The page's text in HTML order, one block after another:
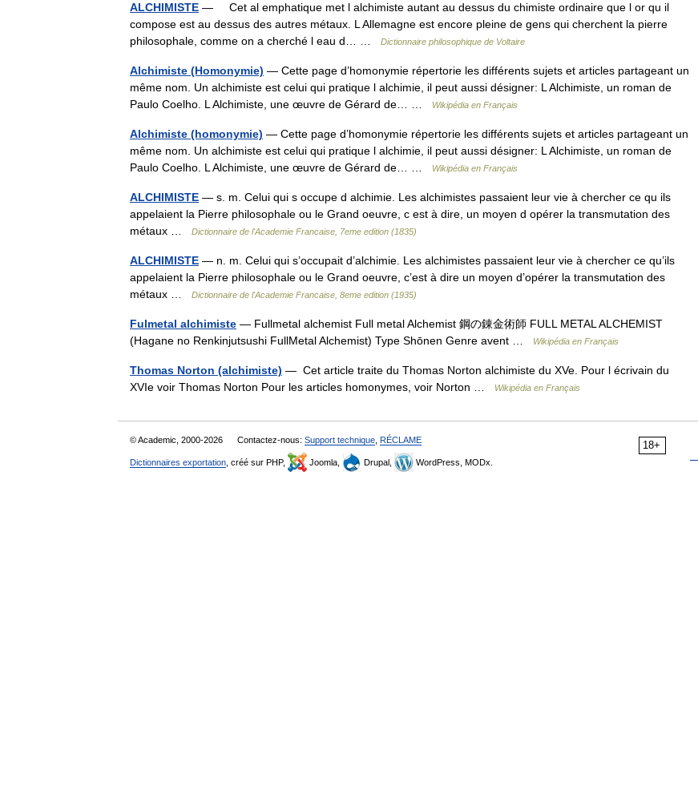
ALCHIMISTE — Cet al emphatique met l alchimiste autant au dessus du chimiste ordinaire que l or qu il
compose est au dessus des autres métaux. L Allemagne est encore pleine de gens qui cherchent la pierre
philosophale, comme on a cherché l eau d… …
Dictionnaire philosophique de Voltaire
Alchimiste (Homonymie) — Cette page d’homonymie répertorie les différents sujets et articles partageant un
même nom. Un alchimiste est celui qui pratique l alchimie, il peut aussi désigner: L Alchimiste, un roman de
Paulo Coelho. L Alchimiste, une œuvre de Gérard de… …
Wikipédia en Français
Alchimiste (homonymie) — Cette page d’homonymie répertorie les différents sujets et articles partageant un
même nom. Un alchimiste est celui qui pratique l alchimie, il peut aussi désigner: L Alchimiste, un roman de
Paulo Coelho. L Alchimiste, une œuvre de Gérard de… …
Wikipédia en Français
ALCHIMISTE — s. m. Celui qui s occupe d alchimie. Les alchimistes passaient leur vie à chercher ce qu ils
appelaient la Pierre philosophale ou le Grand oeuvre, c est à dire, un moyen d opérer la transmutation des
métaux …
Dictionnaire de l'Academie Francaise, 7eme edition (1835)
ALCHIMISTE — n. m. Celui qui s’occupait d’alchimie. Les alchimistes passaient leur vie à chercher ce qu’ils
appelaient la Pierre philosophale ou le Grand oeuvre, c’est à dire un moyen d’opérer la transmutation des
métaux …
Dictionnaire de l'Academie Francaise, 8eme edition (1935)
Fulmetal alchimiste — Fullmetal alchemist Full metal Alchemist 鋼の錬金術師 FULL METAL ALCHEMIST
(Hagane no Renkinjutsushi FullMetal Alchemist) Type Shōnen Genre avent …
Wikipédia en Français
Thomas Norton (alchimiste) — Cet article traite du Thomas Norton alchimiste du XVe. Pour l écrivain du
XVIe voir Thomas Norton Pour les articles homonymes, voir Norton …
Wikipédia en Français
18+
© Academic, 2000-2026 Contactez-nous: Support technique RÉCLAME
Dictionnaires exportation , créé sur PHP, Joomla, Drupal, WordPress, MODx.